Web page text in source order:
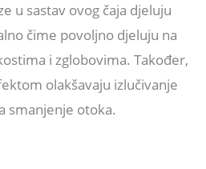
u sastav ovog čaja djeluju
čime povoljno djeluju na
i zglobovima. Također,
olakšavaju izlučivanje
smanjenje otoka.